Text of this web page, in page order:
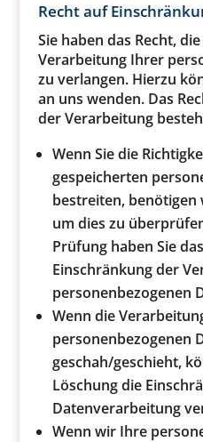
Recht auf
Sie haben das Recht,
Verarbeitung Ihrer
zu verlangen. Hierzu
an uns wenden. Das
der Verarbeitung
Wenn Sie die
gespeicherten
bestreiten, benötigen
um dies zu
Prüfung haben Sie
Einschränkung der
personenbezogenen
Wenn die
personenbezogenen
geschah/geschieht,
Löschung die
Datenverarbeitung
Wenn wir Ihre